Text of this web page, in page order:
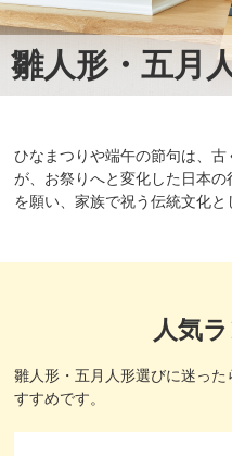
雛人形・五月
ひなまつりや端午の節句は、
が、お祭りへと変化した日本
を願い、家族で祝う伝統文化と
人気
雛人形・五月人形選びに迷っ
すすめです。